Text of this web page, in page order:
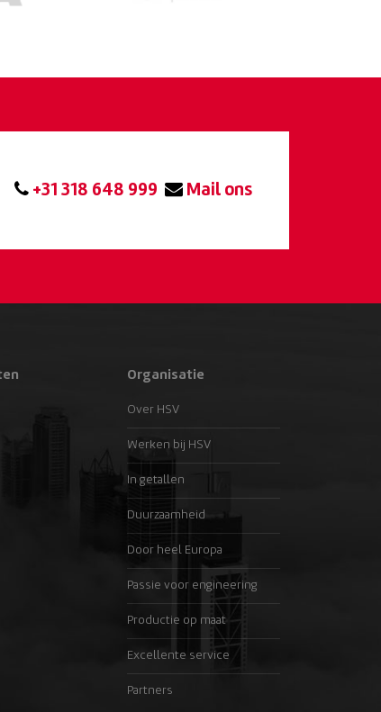
+31 318 648 999 Mail ons
Organisatie
Over HSV
Werken bij HSV
In getallen
Duurzaamheid
Door heel Europa
Passie voor engineering
Productie op maat
Excellente service
Partners